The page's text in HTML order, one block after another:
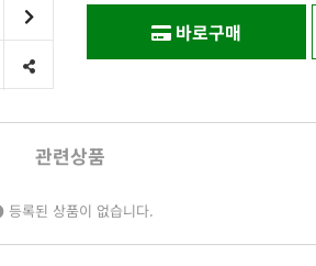
바로구매
관련상품
등록된 상품이 없습니다.